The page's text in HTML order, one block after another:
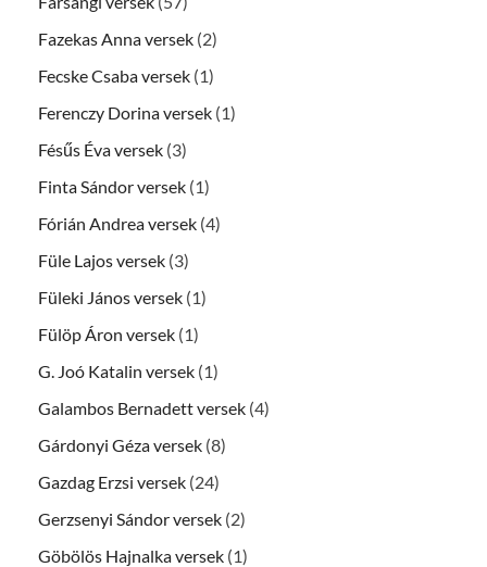
Fazekas Anna versek (2)
Fecske Csaba versek (1)
Ferenczy Dorina versek (1)
Fésűs Éva versek (3)
Finta Sándor versek (1)
Fórián Andrea versek (4)
Füle Lajos versek (3)
Füleki János versek (1)
Fülöp Áron versek (1)
G. Joó Katalin versek (1)
Galambos Bernadett versek (4)
Gárdonyi Géza versek (8)
Gazdag Erzsi versek (24)
Gerzsenyi Sándor versek (2)
Göbölös Hajnalka versek (1)